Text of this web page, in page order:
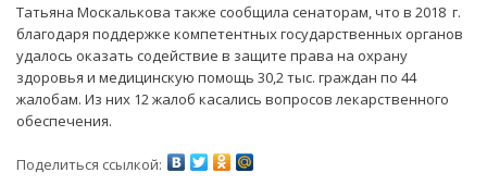
Татьяна Москалькова также сообщила сенаторам, что в 2018 г.
благодаря поддержке компетентных государственных органов
удалось оказать содействие в защите права на охрану
здоровья и медицинскую помощь 30,2 тыс. граждан по 44
жалобам. Из них 12 жалоб касались вопросов лекарственного
обеспечения.
Поделиться ссылкой: